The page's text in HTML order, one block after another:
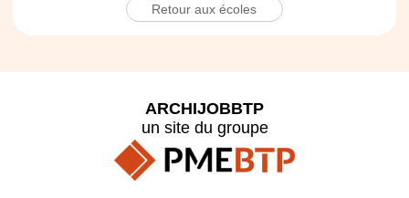
Retour aux écoles
ARCHIJOBBTP
un site du groupe